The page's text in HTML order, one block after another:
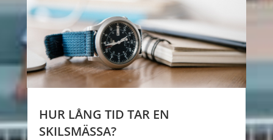
HUR LÅNG TID TAR EN
SKILSMÄSSA?